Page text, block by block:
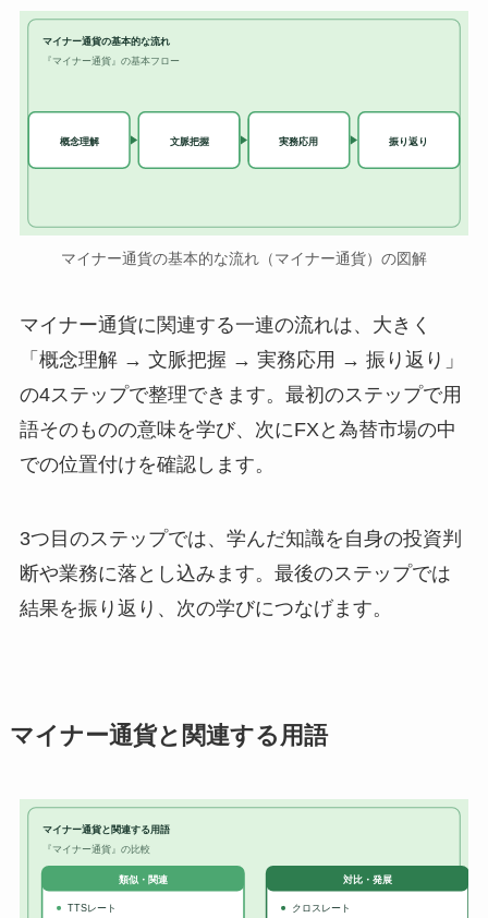
マイナー通貨の基本的な流れ
『マイナー通貨』の基本フロー
概念理解 文脈把握 実務応用 振り返り
マイナー通貨の基本的な流れ（マイナー通貨）の図解
マイナー通貨に関連する一連の流れは、大きく
「概念理解 → 文脈把握 → 実務応用 → 振り返り」
の4ステップで整理できます。最初のステップで用
語そのものの意味を学び、次にFXと為替市場の中
での位置付けを確認します。
3つ目のステップでは、学んだ知識を自身の投資判
断や業務に落とし込みます。最後のステップでは
結果を振り返り、次の学びにつなげます。
マイナー通貨と関連する用語
マイナー通貨と関連する用語
『マイナー通貨』の比較
類似・関連
TTSレート
対比・発展
クロスレート